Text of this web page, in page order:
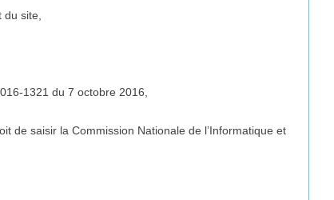
du site,
1321 du 7 octobre 2016,
de saisir la Commission Nationale de l’Informatique et